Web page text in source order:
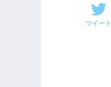
ツイート